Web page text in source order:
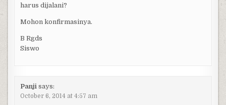
harus dijalani?
Mohon konfirmasinya.
B Rgds
Siswo
Panji says:
October 6, 2014 at 4:57 am